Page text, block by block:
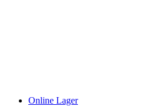
Online Lager